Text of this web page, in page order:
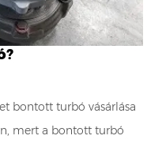
bontott turbó vásárlása
mert a bontott turbó